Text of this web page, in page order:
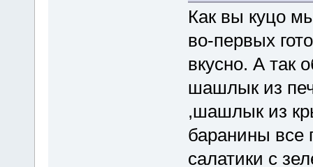
Как вы куцо
во-первых
вкусно. А так
шашлык из
,шашлык из
баранины все
салатики с